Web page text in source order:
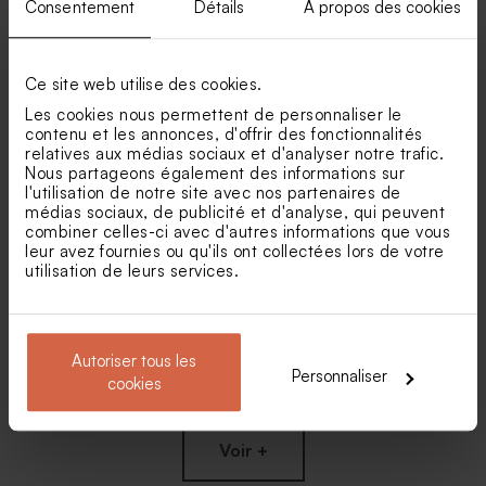
Consentement Détails À propos des cookies
Ce site web utilise des cookies.
Les cookies nous permettent de personnaliser le
contenu et les annonces, d'offrir des fonctionnalités
relatives aux médias sociaux et d'analyser notre trafic.
Nous partageons également des informations sur
l'utilisation de notre site avec nos partenaires de
médias sociaux, de publicité et d'analyse, qui peuvent
combiner celles-ci avec d'autres informations que vous
leur avez fournies ou qu'ils ont collectées lors de votre
utilisation de leurs services.
Autoriser tous les
cookies
Personnaliser
horizontale petit format effetpetit format effet brillant
volets effet brillant
rectangulaire effet brillant
Voir +